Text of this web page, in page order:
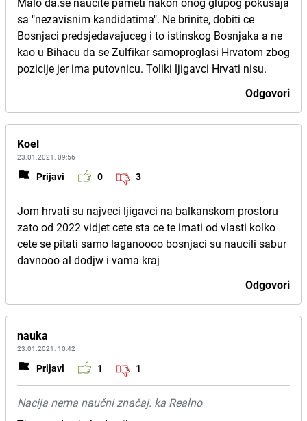
sa "nezavisnim kandidatima". Ne brinite, dobiti ce
Bosnjaci predsjedavajuceg i to istinskog Bosnjaka a ne
kao u Bihacu da se Zulfikar samoproglasi Hrvatom zbog
pozicije jer ima putovnicu. Toliki ljigavci Hrvati nisu.
Odgovori
Koel
23.01.2021. 09:56
Prijavi 0 3
Jom hrvati su najveci ljigavci na balkanskom prostoru
zato od 2022 vidjet cete sta ce te imati od vlasti kolko
cete se pitati samo laganoooo bosnjaci su naucili sabur
davnooo al dodjw i vama kraj
Odgovori
nauka
23.01.2021. 10:42
Prijavi 1 1
Nacija nema naučni značaj. ka Realno